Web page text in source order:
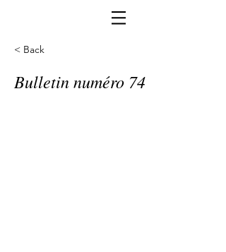
< Back
Bulletin numéro 74